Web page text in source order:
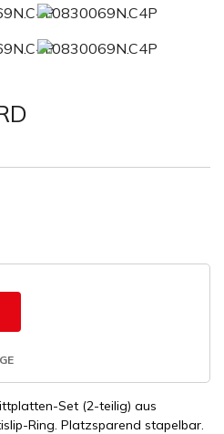
Set (2-teilig) aus
Ring. Platzsparend stapelbar.